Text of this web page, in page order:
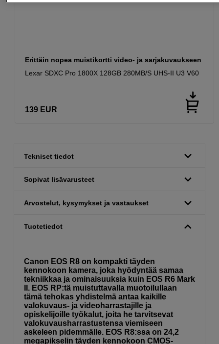
Erittäin nopea muistikortti video- ja sarjakuvaukseen
Lexar SDXC Pro 1800X 128GB 280MB/S UHS-II U3 V60
139 EUR
Tekniset tiedot
Sopivat lisävarusteet
Arvostelut, kysymykset ja vastaukset
Tuotetiedot
Canon EOS R8 on kompakti täyden
kennokoon kamera, joka hyödyntää samaa
tekniikkaa ja ominaisuuksia kuin EOS R6 Mark
II. EOS RP:tä muistuttavalla muotoilullaan
tämä tehokas yhdistelmä antaa kaikille
valokuvaus- ja videoharrastajille ja
opiskelijoille työkalut, joita he tarvitsevat
valokuvausharrastustensa viemiseen
askeleen pidemmälle. EOS R8:ssa on 24,2
megapikselin täyden kennokoon CMOS-